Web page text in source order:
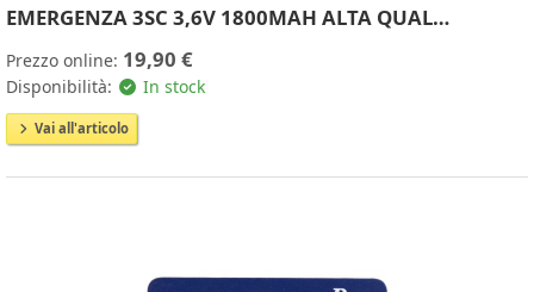
EMERGENZA 3SC 3,6V 1800MAH ALTA QUAL…
Prezzo online: 19,90 €
Disponibilità: In stock
Vai all'articolo